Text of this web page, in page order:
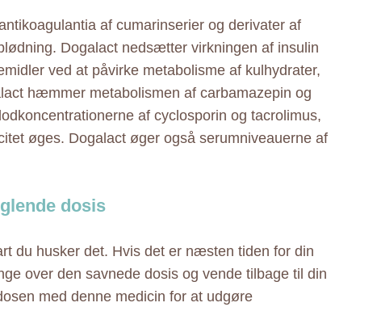
af cumarinserier og derivater af
Dogalact nedsætter virkningen af insulin
ved at påvirke metabolisme af kulhydrater,
hæmmer metabolismen af carbamazepin og
af cyclosporin og tacrolimus,
øges. Dogalact øger også serumniveauerne af
dosis
du husker det. Hvis det er næsten tiden for din
over den savnede dosis og vende tilbage til din
med denne medicin for at udgøre